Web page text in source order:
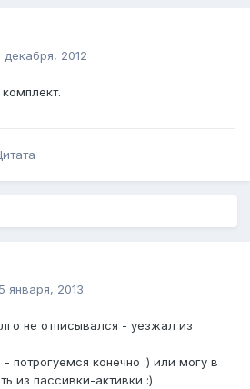
декабря, 2012
января, 2013
не отписывался - уезжал из
конечно :) или могу в
из пассивки-активки :)